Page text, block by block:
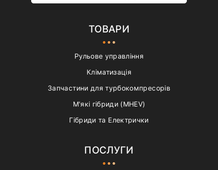
ТОВАРИ
Рульове управління
Кліматизація
Запчастини для турбокомпресорів
М'які гібриди (MHEV)
Гібриди та Електрички
ПОСЛУГИ